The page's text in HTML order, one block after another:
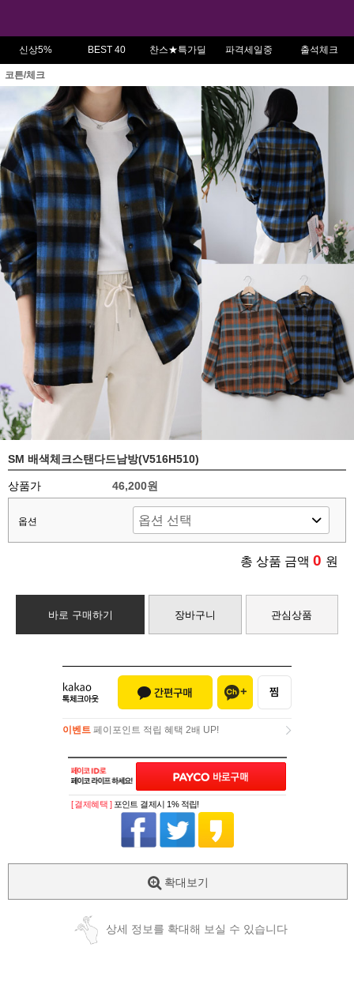
신상5% BEST 40 찬스★특가딜 파격세일중 출석체크
코튼/체크
SM 배색체크스탠다드남방(V516H510)
상품가 46,200원
옵션
총 상품 금액 0 원
바로 구매하기 장바구니 관심상품
이벤트 페이포인트 적립 혜택 2배 UP!
[ 결제혜택 ] 포인트 결제시 1% 적립!
확대보기
상세 정보를 확대해 보실 수 있습니다